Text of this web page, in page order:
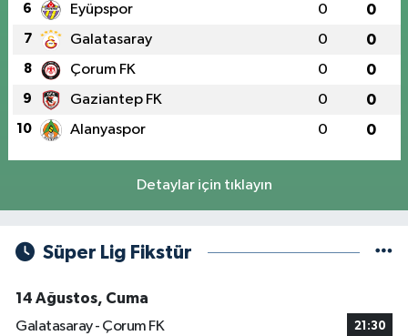
6 Eyüpspor 0 0
7 Galatasaray 0 0
8 Çorum FK 0 0
9 Gaziantep FK 0 0
10 Alanyaspor 0 0
Detaylar için tıklayın
Süper Lig Fikstür
14 Ağustos, Cuma
Galatasaray - Çorum FK
21:30